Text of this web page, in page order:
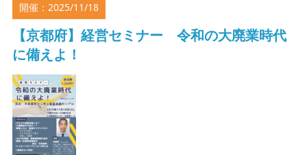
開催：2025/11/18
【京都府】経営セミナー 令和の大廃業時代
に備えよ！